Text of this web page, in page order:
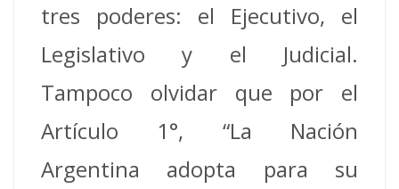
tres poderes: el Ejecutivo, el
Legislativo y el Judicial.
Tampoco olvidar que por el
Artículo 1°, “La Nación
Argentina adopta para su